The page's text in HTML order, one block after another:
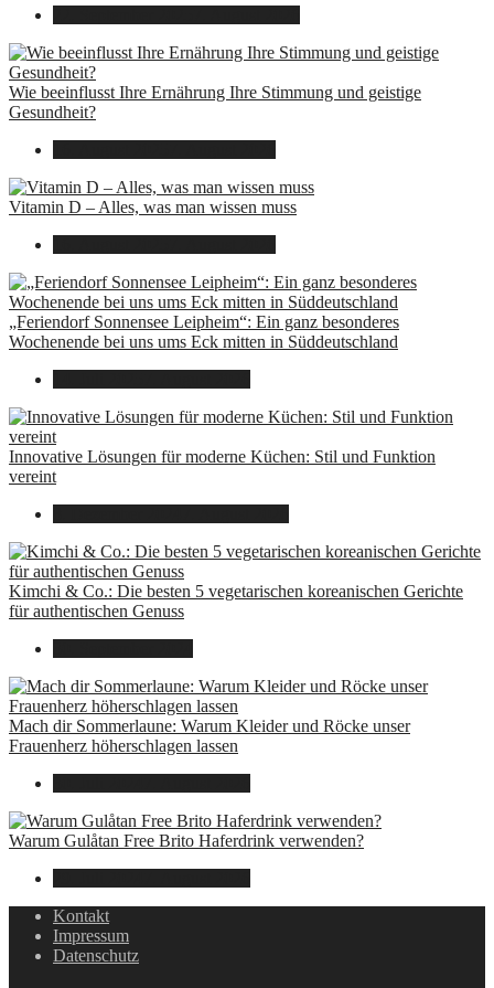
Wie beeinflusst Ihre Ernährung Ihre Stimmung und geistige
Gesundheit?
Vitamin D – Alles, was man wissen muss
„Feriendorf Sonnensee Leipheim“: Ein ganz besonderes
Wochenende bei uns ums Eck mitten in Süddeutschland
Innovative Lösungen für moderne Küchen: Stil und Funktion
vereint
Kimchi & Co.: Die besten 5 vegetarischen koreanischen Gerichte
für authentischen Genuss
Mach dir Sommerlaune: Warum Kleider und Röcke unser
Frauenherz höherschlagen lassen
Warum Gulåtan Free Brito Haferdrink verwenden?
Kontakt
Impressum
Datenschutz